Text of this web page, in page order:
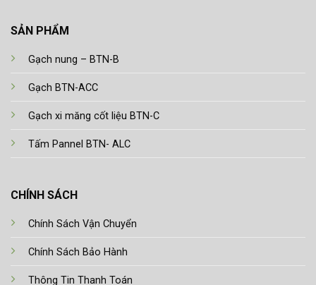
SẢN PHẨM
Gạch nung – BTN-B
Gạch BTN-ACC
Gạch xi măng cốt liệu BTN-C
Tấm Pannel BTN- ALC
CHÍNH SÁCH
Chính Sách Vận Chuyển
Chính Sách Bảo Hành
Thông Tin Thanh Toán